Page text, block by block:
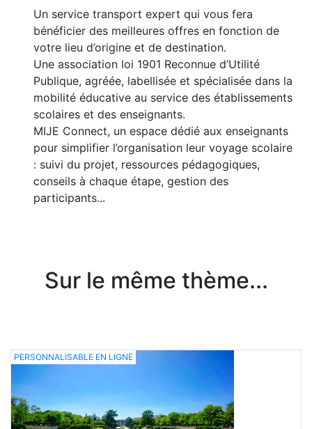
Un service transport expert qui vous fera
bénéficier des meilleures offres en fonction de
votre lieu d’origine et de destination.
Une association loi 1901 Reconnue d’Utilité
Publique, agréée, labellisée et spécialisée dans la
mobilité éducative au service des établissements
scolaires et des enseignants.
MIJE Connect, un espace dédié aux enseignants
pour simplifier l’organisation leur voyage scolaire
: suivi du projet, ressources pédagogiques,
conseils à chaque étape, gestion des
participants...
Sur le même thème...
PERSONNALISABLE EN LIGNE